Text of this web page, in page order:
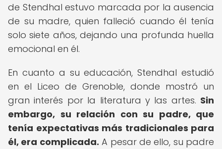
de Stendhal estuvo marcada por la ausencia
de su madre, quien falleció cuando él tenía
solo siete años, dejando una profunda huella
emocional en él.
En cuanto a su educación, Stendhal estudió
en el Liceo de Grenoble, donde mostró un
gran interés por la literatura y las artes. Sin
embargo, su relación con su padre, que
tenía expectativas más tradicionales para
él, era complicada. A pesar de ello, su padre